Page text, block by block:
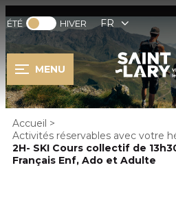
ÉTÉ HIVER FR
MENU
Accueil >
Activités réservables avec votre
2H- SKI Cours collectif de
Français Enf, Ado et Adulte